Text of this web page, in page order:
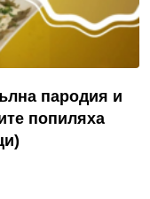
пародия и
попиляха